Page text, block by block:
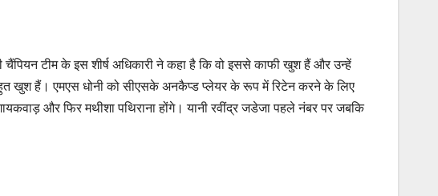
टीम के इस शीर्ष अधिकारी ने कहा है कि वो इससे काफी खुश हैं और उन्हें
खुश हैं। एमएस धोनी को सीएसके अनकैप्ड प्लेयर के रूप में रिटेन करने के लिए
और फिर मथीशा पथिराना होंगे। यानी रवींद्र जडेजा पहले नंबर पर जबकि